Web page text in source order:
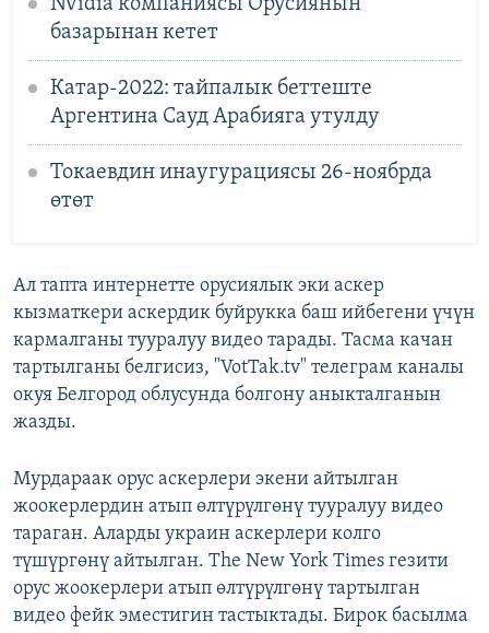
базарынан кетет
Катар-2022: тайпалык беттеште
Аргентина Сауд Арабияга утулду
Токаевдин инаугурациясы 26-ноябрда
өтөт
Ал тапта интернетте орусиялык эки аскер
кызматкери аскердик буйрукка баш ийбегени үчүн
кармалганы тууралуу видео тарады. Тасма качан
тартылганы белгисиз, "VotTak.tv" телеграм каналы
окуя Белгород облусунда болгону аныкталганын
жазды.
Мурдараак орус аскерлери экени айтылган
жоокерлердин атып өлтүрүлгөнү тууралуу видео
тараган. Аларды украин аскерлери колго
түшүргөнү айтылган. The New York Times гезити
орус жоокерлери атып өлтүрүлгөнү тартылган
видео фейк эместигин тастыктады. Бирок басылма